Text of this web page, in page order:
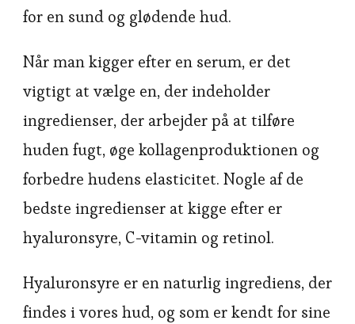
for en sund og glødende hud.
Når man kigger efter en serum, er det
vigtigt at vælge en, der indeholder
ingredienser, der arbejder på at tilføre
huden fugt, øge kollagenproduktionen og
forbedre hudens elasticitet. Nogle af de
bedste ingredienser at kigge efter er
hyaluronsyre, C-vitamin og retinol.
Hyaluronsyre er en naturlig ingrediens, der
findes i vores hud, og som er kendt for sine